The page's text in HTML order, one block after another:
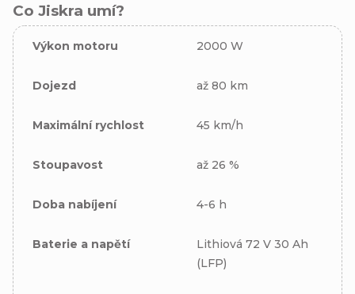
Co Jiskra umí?
Výkon motoru 2000 W
Dojezd až 80 km
Maximální rychlost 45 km/h
Stoupavost až 26 %
Doba nabíjení 4-6 h
Baterie a napětí
Lithiová 72 V 30 Ah
(LFP)